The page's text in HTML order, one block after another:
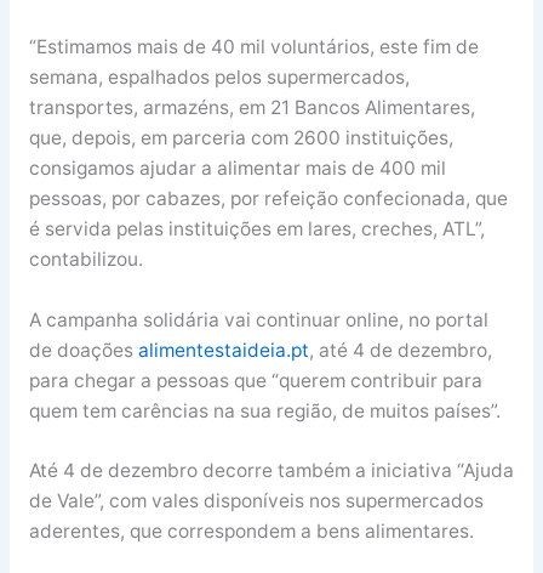
“Estimamos mais de 40 mil voluntários, este fim de
semana, espalhados pelos supermercados,
transportes, armazéns, em 21 Bancos Alimentares,
que, depois, em parceria com 2600 instituições,
consigamos ajudar a alimentar mais de 400 mil
pessoas, por cabazes, por refeição confecionada, que
é servida pelas instituições em lares, creches, ATL”,
contabilizou.
A campanha solidária vai continuar online, no portal
de doações alimentestaideia.pt, até 4 de dezembro,
para chegar a pessoas que “querem contribuir para
quem tem carências na sua região, de muitos países”.
Até 4 de dezembro decorre também a iniciativa “Ajuda
de Vale”, com vales disponíveis nos supermercados
aderentes, que correspondem a bens alimentares.